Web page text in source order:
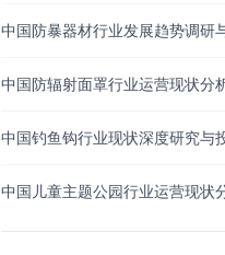
中国防暴器材行业发展趋势调研
中国防辐射面罩行业运营现状分
中国钓鱼钩行业现状深度研究与
中国儿童主题公园行业运营现状